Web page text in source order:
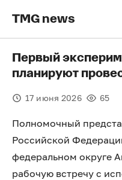
TMG news
Первый
планируют
17 июня 2026 65
Полномочный
Российской
федеральном округе
рабочую встречу с